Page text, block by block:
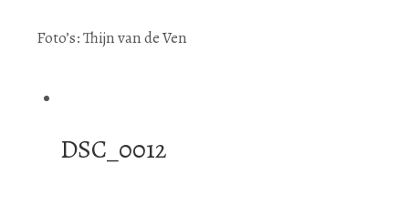
Foto’s: Thijn van de Ven
DSC_0012